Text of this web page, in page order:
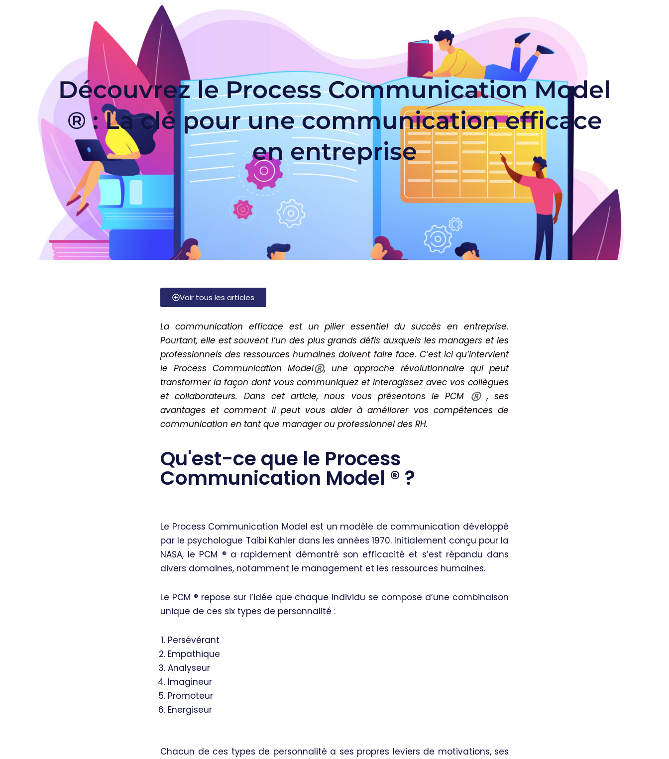
Découvrez le Process Communication Model
®️ : La clé pour une communication efficace
en entreprise
Voir tous les articles
La communication efficace est un pilier essentiel du succès en entreprise.
Pourtant, elle est souvent l’un des plus grands défis auxquels les managers et les
professionnels des ressources humaines doivent faire face. C’est ici qu’intervient
le Process Communication Model®️, une approche révolutionnaire qui peut
transformer la façon dont vous communiquez et interagissez avec vos collègues
et collaborateurs. Dans cet article, nous vous présentons le PCM
®️, ses
avantages et comment il peut vous aider à améliorer vos compétences de
communication en tant que manager ou professionnel des RH.
Qu'est-ce que le Process
Communication Model ®️ ?
Le Process Communication Model est un modèle de communication développé
par le psychologue Taibi Kahler dans les années 1970. Initialement conçu pour la
NASA, le PCM ®️ a rapidement démontré son efficacité et s’est répandu dans
divers domaines, notamment le management et les ressources humaines.
Le PCM ®️ repose sur l’idée que chaque individu se compose d’une combinaison
unique de ces six types de personnalité :
Persévérant
Empathique
Analyseur
Imagineur
Promoteur
Energiseur
Chacun de ces types de personnalité a ses propres leviers de motivations, ses